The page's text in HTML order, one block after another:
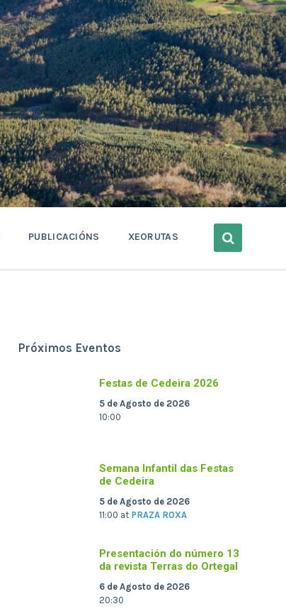
PUBLICACIÓNS XEORUTAS
Próximos Eventos
Festas de Cedeira 2026
5 de Agosto de 2026
10:00
Semana Infantil das Festas
de Cedeira
5 de Agosto de 2026
11:00 at PRAZA ROXA
Presentación do número 13
da revista Terras do Ortegal
6 de Agosto de 2026
20:30